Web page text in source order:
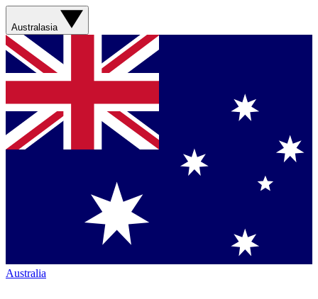
Australasia
Australia